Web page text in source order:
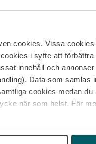
cookies. Vissa
i syfte att
innehåll och
Data som samlas
cookies medan du
när som helst. För
Kontakta
Vanliga
Spåra min